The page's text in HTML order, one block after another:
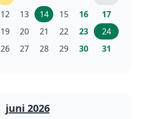
12 13 14 15 16 17
19 20 21 22 23 24
26 27 28 29 30 31
juni 2026